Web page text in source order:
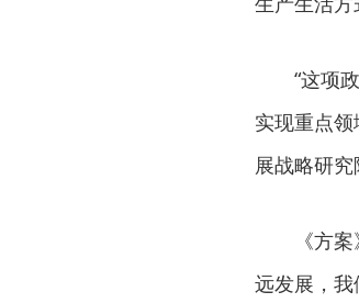
“这项
实现重点领
展战略研
《方
远发展，我